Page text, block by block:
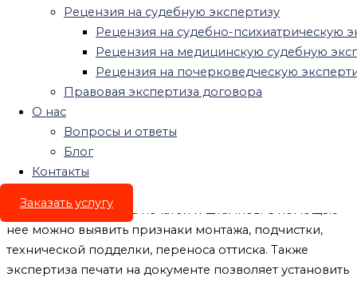
Рецензия на судебную экспертизу
Рецензия на судебно-психиатрическую
Рецензия на медицинскую судебную
Рецензия на почерковедческую
Правовая экспертиза договора
О нас
Вопросы и ответы
Блог
Контакты
Заказать услугу
Экспертный центр Независимость»
Почерковедческая экспертиза»Экспертиза печати
Экспертиза Печати И Штампа
Заказать экспертизу
Узнать стоимость
Это один из видов технической экспертизы
документов, которая помогает определить
подлинность оттиска печатей и штампов. С помощью
нее можно выявить признаки монтажа, подчистки,
технической подделки, переноса оттиска. Также
экспертиза печати на документе позволяет установить